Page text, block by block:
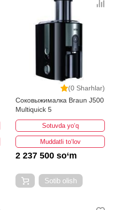
(0 Sharhlar)
Соковыжималка Braun J500
Multiquick 5
Sotuvda yo‘q
Muddatli to‘lov
2 237 500 so‘m
Sotib olish